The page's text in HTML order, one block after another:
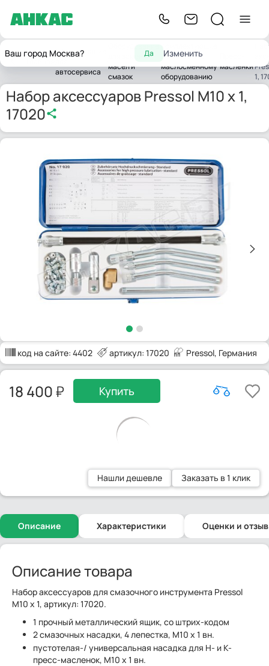
Ваш город Москва? Да Изменить
Главная
Оборудование
автосервиса
для замены
масел и
смазок
и запчасти к
маслосменному
оборудованию
масленки
1,
Набор аксессуаров Pressol M10 x 1,
17020
код на сайте: 4402 артикул: 17020 Pressol, Германия
18 400 Купить
Нашли дешевле Заказать в 1 клик
Описание Характеристики Оценки и
Описание товара
Набор аксессуаров для смазочного инструмента Pressol
M10 x 1, артикул: 17020.
1 прочный металлический ящик, со штрих-кодом
2 смазочных насадки, 4 лепестка, M10 x 1 вн.
пустотелая-/ универсальная насадка для H- и K-
пресс-масленок, M10 x 1 вн.